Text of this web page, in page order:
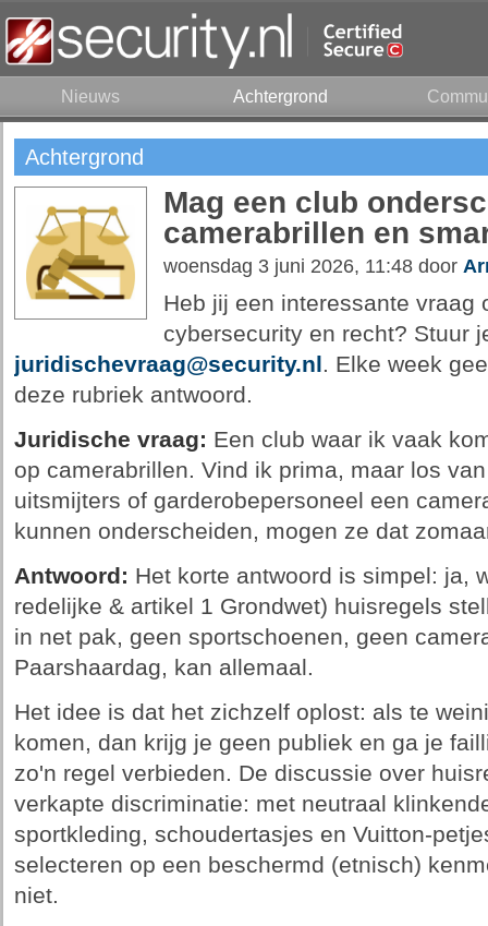
Nieuws Achtergrond
Achtergrond
Mag een club
camerabrillen en
woensdag 3 juni 2026, 11:48 door
Heb jij een interessante vraag
cybersecurity en recht? Stuur
juridischevraag@security.nl. Elke week
deze rubriek antwoord.
Juridische vraag: Een club waar ik vaak
op camerabrillen. Vind ik prima, maar los
uitsmijters of garderobepersoneel een
kunnen onderscheiden, mogen ze dat
Antwoord: Het korte antwoord is simpel: ja,
redelijke & artikel 1 Grondwet) huisregels
in net pak, geen sportschoenen, geen
Paarshaardag, kan allemaal.
Het idee is dat het zichzelf oplost: als te
komen, dan krijg je geen publiek en ga je
zo'n regel verbieden. De discussie over
verkapte discriminatie: met neutraal
sportkleding, schoudertasjes en Vuitton-
selecteren op een beschermd (etnisch)
niet.